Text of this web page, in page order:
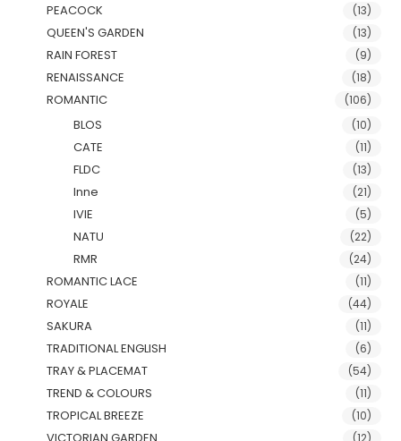
PEACOCK (13)
QUEEN'S GARDEN (13)
RAIN FOREST (9)
RENAISSANCE (18)
ROMANTIC (106)
BLOS (10)
CATE (11)
FLDC (13)
Inne (21)
IVIE (5)
NATU (22)
RMR (24)
ROMANTIC LACE (11)
ROYALE (44)
SAKURA (11)
TRADITIONAL ENGLISH (6)
TRAY & PLACEMAT (54)
TREND & COLOURS (11)
TROPICAL BREEZE (10)
(12)